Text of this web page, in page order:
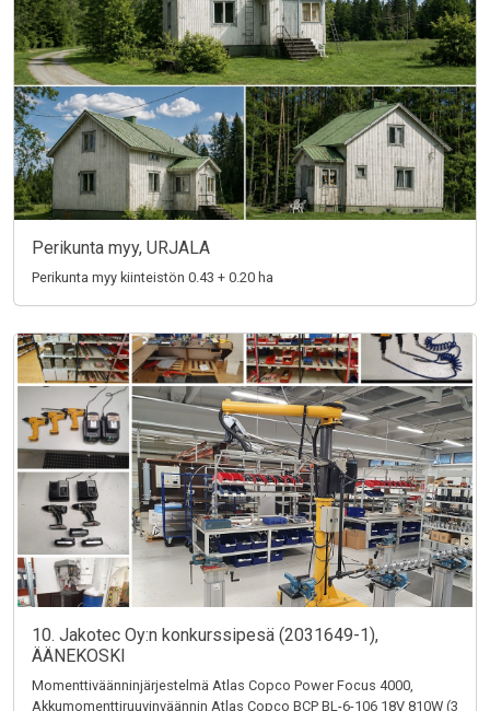
Perikunta myy, URJALA
Perikunta myy kiinteistön 0.43 + 0.20 ha
10. Jakotec Oy:n konkurssipesä (2031649-1),
ÄÄNEKOSKI
Momenttiväänninjärjestelmä Atlas Copco Power Focus 4000,
Akkumomenttiruuvinväännin Atlas Copco BCP BL-6-106 18V 810W (3